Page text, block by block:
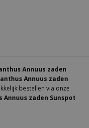
Annuus zaden
Annuus zaden
bestellen via onze
Annuus zaden Sunspot